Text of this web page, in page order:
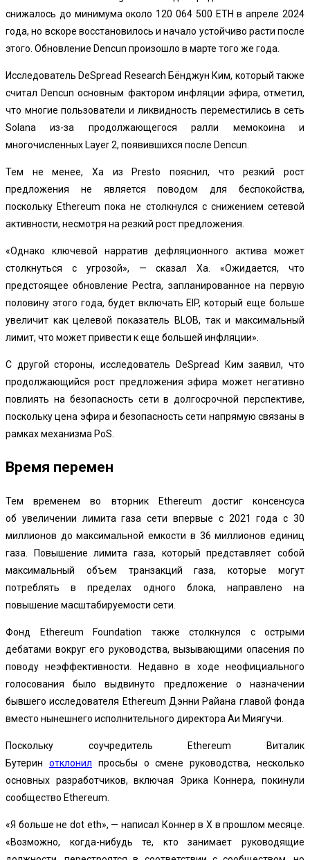
снижалось до минимума около 120 064 500 ETH в апреле 2024
года, но вскоре восстановилось и начало устойчиво расти после
этого. Обновление Dencun произошло в марте того же года.
Исследователь DeSpread Research Бёнджун Ким, который также
считал Dencun основным фактором инфляции эфира, отметил,
что многие пользователи и ликвидность переместились в сеть
Solana из-за продолжающегося ралли мемокоина и
многочисленных Layer 2, появившихся после Dencun.
Тем не менее, Ха из Presto пояснил, что резкий рост
предложения не является поводом для беспокойства,
поскольку Ethereum пока не столкнулся с снижением сетевой
активности, несмотря на резкий рост предложения.
«Однако ключевой нарратив дефляционного актива может
столкнуться с угрозой», — сказал Ха. «Ожидается, что
предстоящее обновление Pectra, запланированное на первую
половину этого года, будет включать EIP, который еще больше
увеличит как целевой показатель BLOB, так и максимальный
лимит, что может привести к еще большей инфляции».
С другой стороны, исследователь DeSpread Ким заявил, что
продолжающийся рост предложения эфира может негативно
повлиять на безопасность сети в долгосрочной перспективе,
поскольку цена эфира и безопасность сети напрямую связаны в
рамках механизма PoS.
Время перемен
Тем временем во вторник Ethereum достиг консенсуса
об увеличении лимита газа сети впервые с 2021 года с 30
миллионов до максимальной емкости в 36 миллионов единиц
газа. Повышение лимита газа, который представляет собой
максимальный объем транзакций газа, которые могут
потреблять в пределах одного блока, направлено на
повышение масштабируемости сети.
Фонд Ethereum Foundation также столкнулся с острыми
дебатами вокруг его руководства, вызывающими опасения по
поводу неэффективности. Недавно в ходе неофициального
голосования было выдвинуто предложение о назначении
бывшего исследователя Ethereum Дэнни Райана главой фонда
вместо нынешнего исполнительного директора Аи Миягучи.
Поскольку соучредитель Ethereum Виталик
Бутерин отклонил просьбы о смене руководства, несколько
основных разработчиков, включая Эрика Коннера, покинули
сообщество Ethereum.
«Я больше не dot eth», — написал Коннер в X в прошлом месяце.
«Возможно, когда-нибудь те, кто занимает руководящие